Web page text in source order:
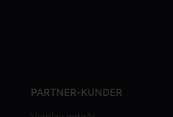
PARTNER-KUNDER